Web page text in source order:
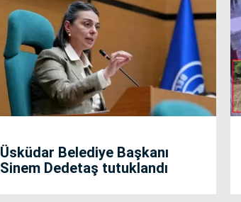
Üsküdar Belediye Başkanı
Sinem Dedetaş tutuklandı